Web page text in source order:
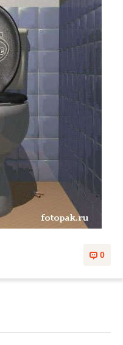
0